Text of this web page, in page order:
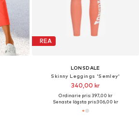
REA
LONSDALE
Skinny Leggings 'Semley'
340,00 kr
Ordinarie pris: 397,00 kr
Senaste lägsta pris:306,00 kr